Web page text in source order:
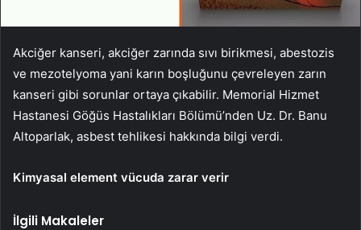
Akciğer kanseri, akciğer zarında sıvı birikmesi, abestozis
ve mezotelyoma yani karın boşluğunu çevreleyen zarın
kanseri gibi sorunlar ortaya çıkabilir. Memorial Hizmet
Hastanesi Göğüs Hastalıkları Bölümü’nden Uz. Dr. Banu
Altoparlak, asbest tehlikesi hakkında bilgi verdi.
Kimyasal element vücuda zarar verir
İlgili Makaleler